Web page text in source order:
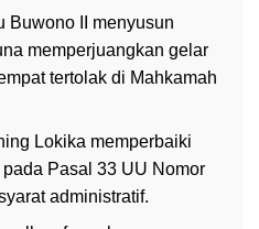
Buwono II menyusun
memperjuangkan gelar
tertolak di Mahkamah
Lokika memperbaiki
Pasal 33 UU Nomor
administratif.